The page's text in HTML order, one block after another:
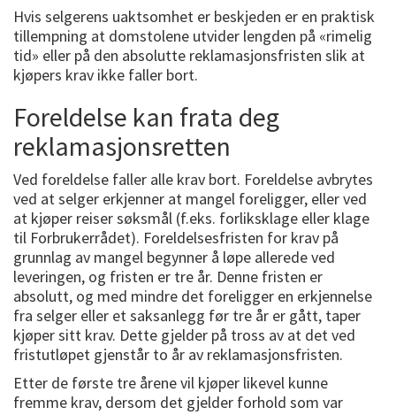
Hvis selgerens uaktsomhet er beskjeden er en praktisk
tillempning at domstolene utvider lengden på «rimelig
tid» eller på den absolutte reklamasjonsfristen slik at
kjøpers krav ikke faller bort.
Foreldelse kan frata deg
reklamasjonsretten
Ved foreldelse faller alle krav bort. Foreldelse avbrytes
ved at selger erkjenner at mangel foreligger, eller ved
at kjøper reiser søksmål (f.eks. forliksklage eller klage
til Forbrukerrådet). Foreldelsesfristen for krav på
grunnlag av mangel begynner å løpe allerede ved
leveringen, og fristen er tre år. Denne fristen er
absolutt, og med mindre det foreligger en erkjennelse
fra selger eller et saksanlegg før tre år er gått, taper
kjøper sitt krav. Dette gjelder på tross av at det ved
fristutløpet gjenstår to år av reklamasjonsfristen.
Etter de første tre årene vil kjøper likevel kunne
fremme krav, dersom det gjelder forhold som var